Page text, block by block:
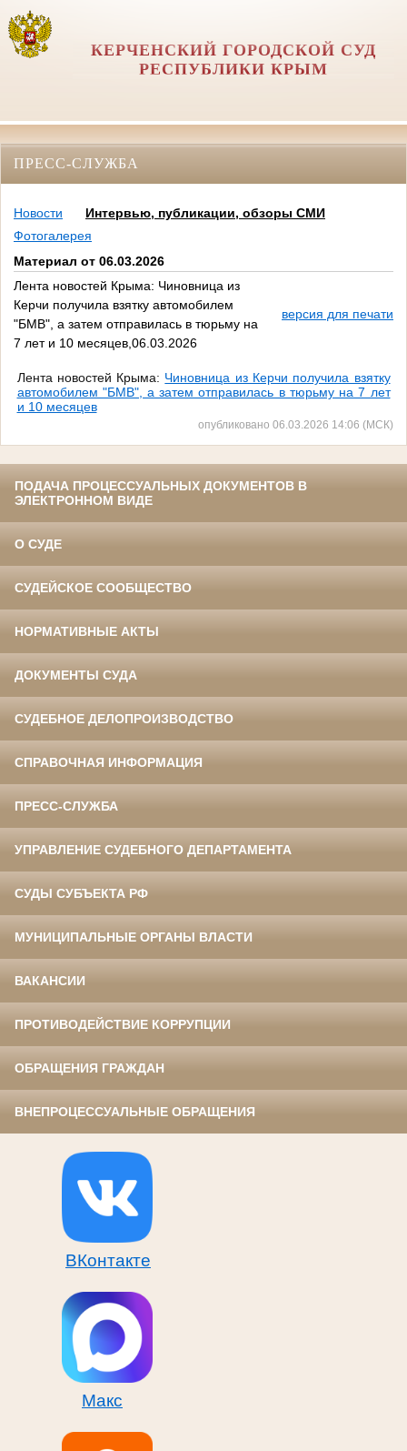
КЕРЧЕНСКИЙ ГОРОДСКОЙ СУД
РЕСПУБЛИКИ КРЫМ
ПРЕСС-СЛУЖБА
Новости
Интервью, публикации, обзоры СМИ
Фотогалерея
Материал от 06.03.2026
Лента новостей Крыма: Чиновница из
Керчи получила взятку автомобилем
"БМВ", а затем отправилась в тюрьму на
7 лет и 10 месяцев,06.03.2026
версия для печати
Лента новостей Крыма: Чиновница из Керчи получила взятку
автомобилем "БМВ", а затем отправилась в тюрьму на 7 лет
и 10 месяцев
опубликовано 06.03.2026 14:06 (МСК)
ПОДАЧА ПРОЦЕССУАЛЬНЫХ ДОКУМЕНТОВ В
ЭЛЕКТРОННОМ ВИДЕ
О СУДЕ
СУДЕЙСКОЕ СООБЩЕСТВО
НОРМАТИВНЫЕ АКТЫ
ДОКУМЕНТЫ СУДА
СУДЕБНОЕ ДЕЛОПРОИЗВОДСТВО
СПРАВОЧНАЯ ИНФОРМАЦИЯ
ПРЕСС-СЛУЖБА
УПРАВЛЕНИЕ СУДЕБНОГО ДЕПАРТАМЕНТА
СУДЫ СУБЪЕКТА РФ
МУНИЦИПАЛЬНЫЕ ОРГАНЫ ВЛАСТИ
ВАКАНСИИ
ПРОТИВОДЕЙСТВИЕ КОРРУПЦИИ
ОБРАЩЕНИЯ ГРАЖДАН
ВНЕПРОЦЕССУАЛЬНЫЕ ОБРАЩЕНИЯ
ВКонтакте
Макс